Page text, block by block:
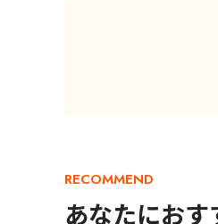
RECOMMEND
あなたにお